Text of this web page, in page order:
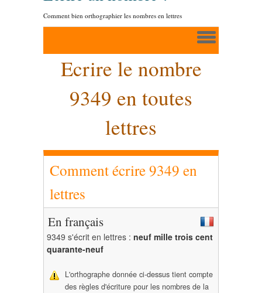
Comment bien orthographier les nombres en lettres
Ecrire le nombre
9349 en toutes
lettres
Comment écrire 9349 en
lettres
En français
9349 s'écrit en lettres : neuf mille trois cent
quarante-neuf
L'orthographe donnée ci-dessus tient compte
des règles d'écriture pour les nombres de la